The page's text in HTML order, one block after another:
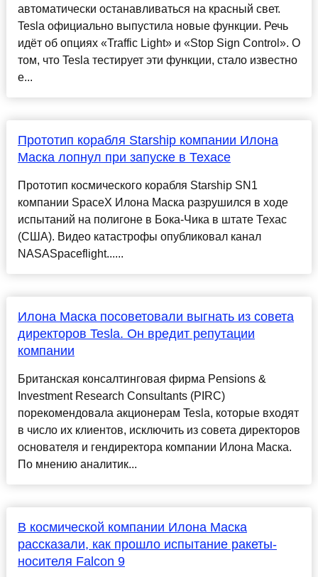
автоматически останавливаться на красный свет.
Tesla официально выпустила новые функции. Речь
идёт об опциях «Traffic Light» и «Stop Sign Control». О
том, что Tesla тестирует эти функции, стало известно
е...
Прототип корабля Starship компании Илона
Маска лопнул при запуске в Техасе
Прототип космического корабля Starship SN1
компании SpaceX Илона Маска разрушился в ходе
испытаний на полигоне в Бока-Чика в штате Техас
(США). Видео катастрофы опубликовал канал
NASASpaceflight......
Илона Маска посоветовали выгнать из совета
директоров Tesla. Он вредит репутации
компании
Британская консалтинговая фирма Pensions &
Investment Research Consultants (PIRC)
порекомендовала акционерам Tesla, которые входят
в число их клиентов, исключить из совета директоров
основателя и гендиректора компании Илона Маска.
По мнению аналитик...
В космической компании Илона Маска
рассказали, как прошло испытание ракеты-
носителя Falcon 9